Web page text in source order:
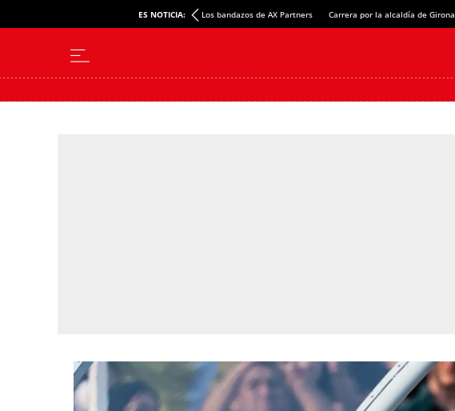
ES NOTICIA: Los bandazos de AX Partners Carrera por la alcaldía de Girona